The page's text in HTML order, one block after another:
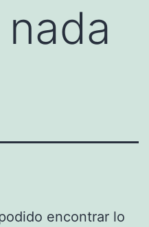
encontrar lo